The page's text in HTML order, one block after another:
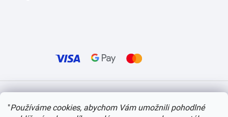
"Používáme cookies, abychom Vám umožnili pohodlné